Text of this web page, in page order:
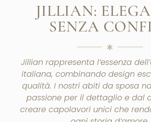
JILLIAN:
SENZA
Jillian rappresenta l’essenza
italiana, combinando design
qualità. I nostri abiti da sposa
passione per il dettaglio e dal
creare capolavori unici che